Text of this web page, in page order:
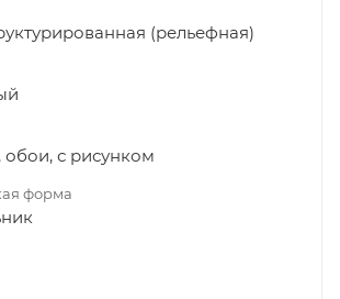
(рельефная)
с рисунком
форма